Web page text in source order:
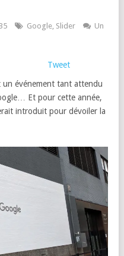
Google, Slider
Un
Tweet
un événement tant attendu
Et pour cette année,
introduit pour dévoiler la